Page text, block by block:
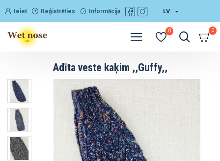
Ieiet Reģistrēties Informācija LV
0 0
Adīta veste kaķim ,,Guffy,,